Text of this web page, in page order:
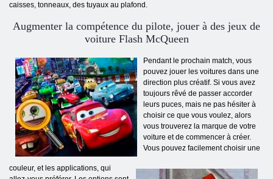
caisses, tonneaux, des tuyaux au plafond.
Augmenter la compétence du pilote, jouer à des jeux de
voiture Flash McQueen
Pendant le prochain match, vous
pouvez jouer les voitures dans une
direction plus créatif. Si vous avez
toujours rêvé de passer accorder
leurs puces, mais ne pas hésiter à
choisir ce que vous voulez, alors
vous trouverez la marque de votre
voiture et de commencer à créer.
Vous pouvez facilement choisir une
couleur, et les applications, qui